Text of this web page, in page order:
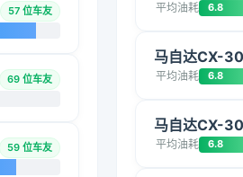
57 位车友
69 位车友
59 位车友
平均油耗 6.8
马自达CX-
平均油耗 6.8
马自达CX-
平均油耗 6.8